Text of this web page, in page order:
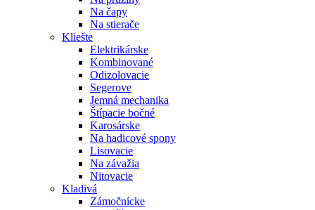
Na čapy
Na stierače
Kliešte
Elektrikárske
Kombinované
Odizolovacie
Segerove
Jemná mechanika
Štípacie bočné
Karosárske
Na hadicové spony
Lisovacie
Na závažia
Nitovacie
Kladivá
Zámočnícke